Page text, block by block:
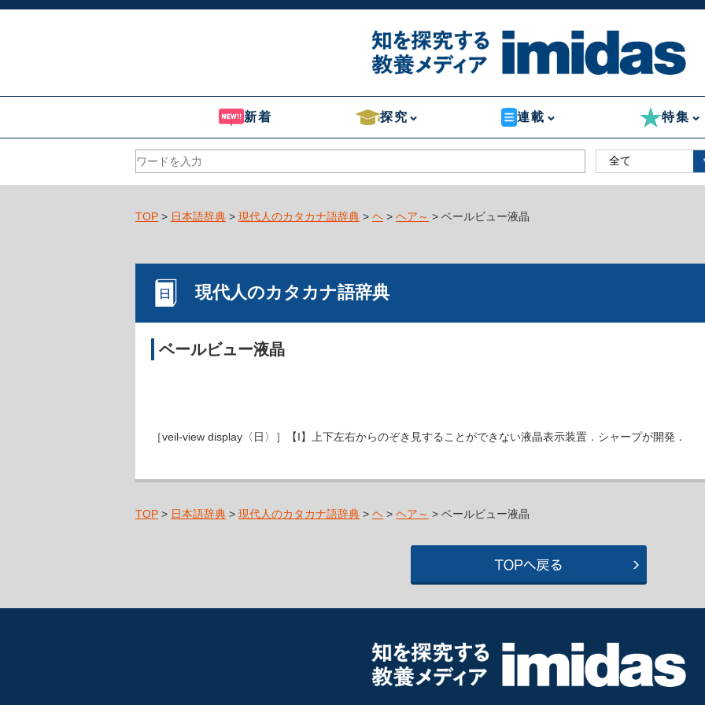
新着 探究 連載 特集
TOP > 日本語辞典 > 現代人のカタカナ語辞典 > ヘ > ヘア～ > ベールビュー液晶
現代人のカタカナ語辞典
ベールビュー液晶
［veil-view display〈日〉］【I】上下左右からのぞき見することができない液晶表示装置．シャープが開発．
TOP > 日本語辞典 > 現代人のカタカナ語辞典 > ヘ > ヘア～ > ベールビュー液晶